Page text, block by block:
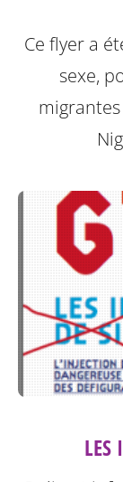
Ce flyer a
sexe,
LES